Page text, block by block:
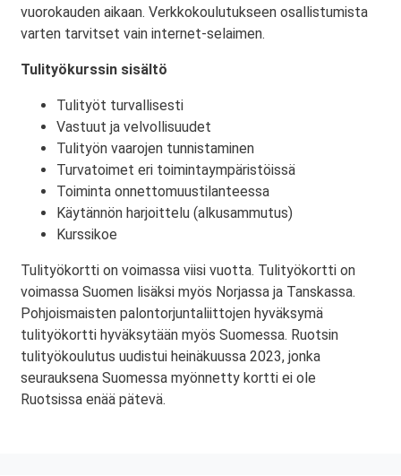
vuorokauden aikaan. Verkkokoulutukseen osallistumista
varten tarvitset vain internet-selaimen.
Tulityökurssin sisältö
Tulityöt turvallisesti
Vastuut ja velvollisuudet
Tulityön vaarojen tunnistaminen
Turvatoimet eri toimintaympäristöissä
Toiminta onnettomuustilanteessa
Käytännön harjoittelu (alkusammutus)
Kurssikoe
Tulityökortti on voimassa viisi vuotta. Tulityökortti on
voimassa Suomen lisäksi myös Norjassa ja Tanskassa.
Pohjoismaisten palontorjuntaliittojen hyväksymä
tulityökortti hyväksytään myös Suomessa. Ruotsin
tulityökoulutus uudistui heinäkuussa 2023, jonka
seurauksena Suomessa myönnetty kortti ei ole
Ruotsissa enää pätevä.